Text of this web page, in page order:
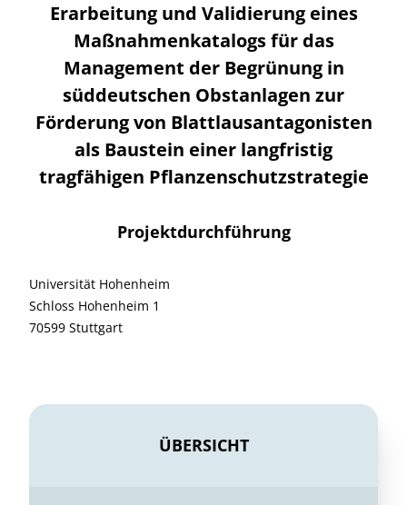
Erarbeitung und Validierung eines
Maßnahmenkatalogs für das
Management der Begrünung in
süddeutschen Obstanlagen zur
Förderung von Blattlausantagonisten
als Baustein einer langfristig
tragfähigen Pflanzenschutzstrategie
Projektdurchführung
Universität Hohenheim
Schloss Hohenheim 1
70599 Stuttgart
ÜBERSICHT